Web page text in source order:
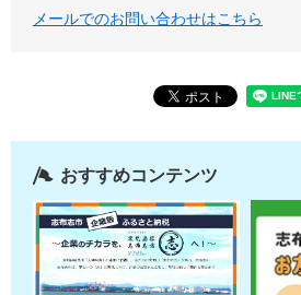
メールでのお問い合わせはこちら
おすすめコンテンツ